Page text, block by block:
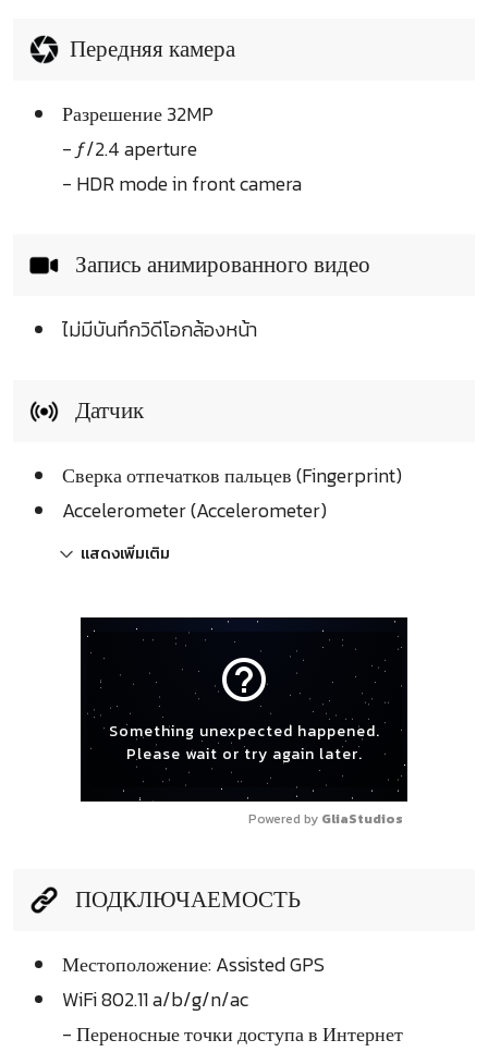
Передняя камера
Разрешение 32MP
- ƒ/2.4 aperture
- HDR mode in front camera
Запись анимированного видео
ไม่มีบันทึกวิดีโอกล้องหน้า
Датчик
Сверка отпечатков пальцев (Fingerprint)
Accelerometer (Accelerometer)
แสดงเพิ่มเติม
help_outline
Something unexpected happened.
Please wait or try again later.
Powered by GliaStudios
ПОДКЛЮЧАЕМОСТЬ
Местоположение: Assisted GPS
WiFi 802.11 a/b/g/n/ac
- Переносные точки доступа в Интернет